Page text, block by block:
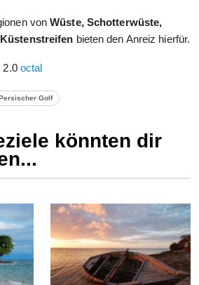
vonWüste, Schotterwüste,
bieten den Anreiz hierfür.
2.0 octal
Golf
könnten dir